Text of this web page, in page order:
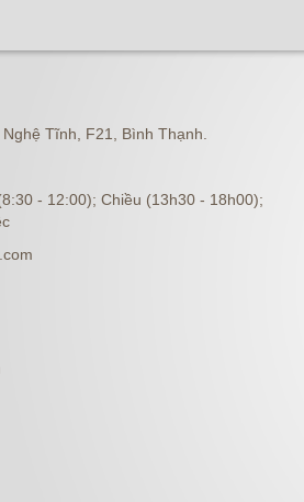
Tĩnh, F21, Bình Thạnh.
- 12:00); Chiều (13h30 - 18h00);